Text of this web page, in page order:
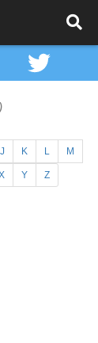
J K L M
Y Z